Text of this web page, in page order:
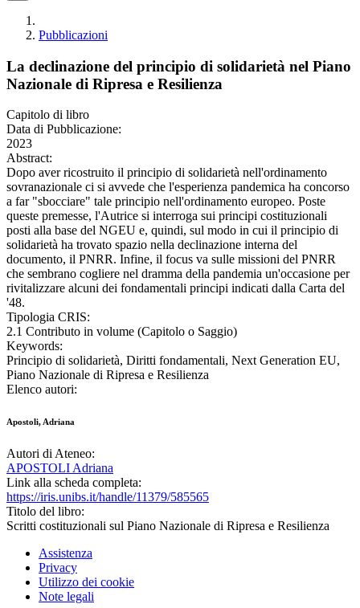
Pubblicazioni
La declinazione del principio di solidarietà nel Piano
Nazionale di Ripresa e Resilienza
Capitolo di libro
Data di Pubblicazione:
2023
Abstract:
Dopo aver ricostruito il principio di solidarietà nell'ordinamento
sovranazionale ci si avvede che l'esperienza pandemica ha concorso
a far "sbocciare" tale principio nell'ordinamento europeo. Poste
queste premesse, l'Autrice si interroga sui principi costituzionali
posti alla base del NGEU e, quindi, sul modo in cui il principio di
solidarietà ha trovato spazio nella declinazione interna del
documento, il PNRR. Infine, il focus va sulle missioni del PNRR
che sembrano cogliere nel dramma della pandemia un'occasione per
rivitalizzare alcuni dei fondamentali principi indicati dalla Carta del
'48.
Tipologia CRIS:
2.1 Contributo in volume (Capitolo o Saggio)
Keywords:
Principio di solidarietà, Diritti fondamentali, Next Generation EU,
Piano Nazionale di Ripresa e Resilienza
Elenco autori:
Apostoli, Adriana
Autori di Ateneo:
APOSTOLI Adriana
Link alla scheda completa:
https://iris.unibs.it/handle/11379/585565
Titolo del libro:
Scritti costituzionali sul Piano Nazionale di Ripresa e Resilienza
Assistenza
Privacy
Utilizzo dei cookie
Note legali